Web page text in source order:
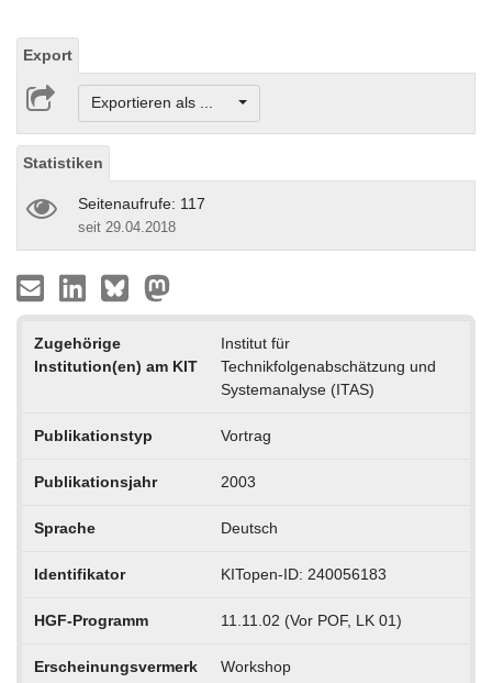
Export
Exportieren als ...
Statistiken
Seitenaufrufe: 117
seit 29.04.2018
Zugehörige
Institution(en) am KIT
Institut für
Technikfolgenabschätzung und
Systemanalyse (ITAS)
Publikationstyp Vortrag
Publikationsjahr 2003
Sprache Deutsch
Identifikator KITopen-ID: 240056183
HGF-Programm 11.11.02 (Vor POF, LK 01)
Erscheinungsvermerk
Workshop